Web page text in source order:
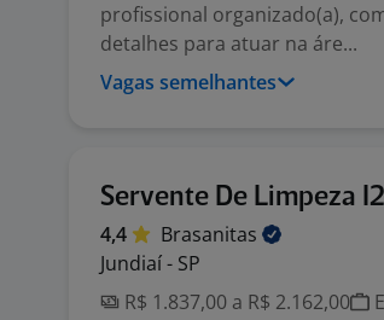
profissional organizado(a),
detalhes para atuar na áre...
Vagas semelhantes
Servente De Limpeza
4,4
Brasanitas
Jundiaí - SP
R$ 1.837,00 a R$ 2.162,00